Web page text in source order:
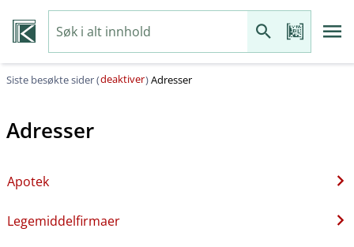
Siste besøkte sider (deaktiver)Adresser
Adresser
Apotek
Legemiddelfirmaer